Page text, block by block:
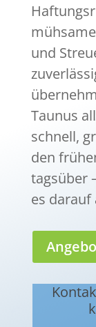
und
Taunus
schnell,
den
tagsüber
es